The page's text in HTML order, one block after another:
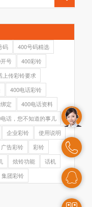
码
400号码精选
号
400彩铃
上传彩铃要求
400电话彩铃
定
400电话资料
话，您不知道的事儿
企业彩铃
使用说明
广告彩铃
彩铃
炫铃功能
话机
集团彩铃